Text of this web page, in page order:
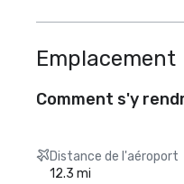
Emplacement
Comment s'y
Distance de l'aéroport
12.3 mi